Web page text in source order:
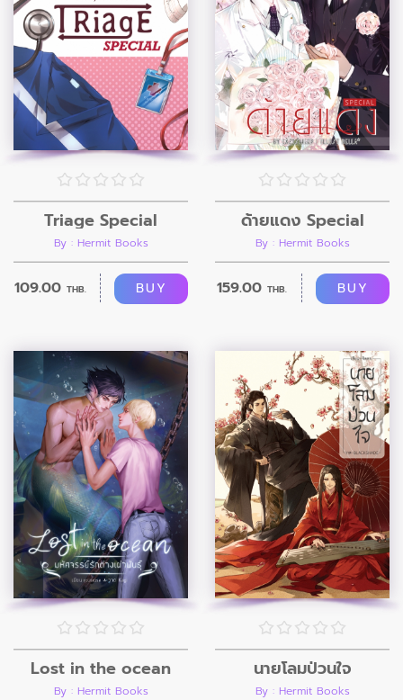
Triage Special
By : Hermit Books
109.00 THB. BUY
ด้ายแดง Special
By : Hermit Books
159.00 THB. BUY
Lost in the ocean
By : Hermit Books
นายโลมป่วนใจ
By : Hermit Books